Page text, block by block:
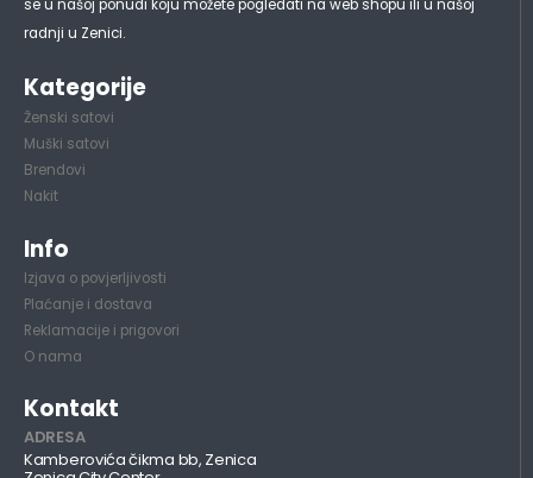
se u našoj ponudi koju možete pogledati na web shopu ili u našoj
radnji u Zenici.
Kategorije
Ženski satovi
Muški satovi
Brendovi
Nakit
Info
Izjava o povjerljivosti
Plaćanje i dostava
Reklamacije i prigovori
O nama
Kontakt
ADRESA
Kamberovića čikma bb, Zenica